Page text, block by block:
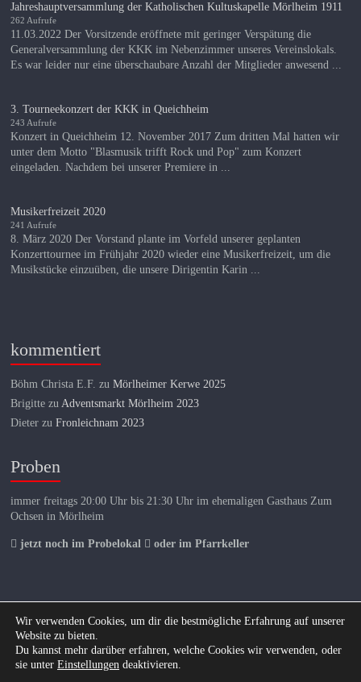
Jahreshauptversammlung der Katholischen Kultuskapelle Mörlheim 1911
262 Aufrufe
11.03.2022 Der Vorsitzende eröffnete mit geringer Verspätung die
Generalversammlung der KKK im Nebenzimmer unseres Vereinslokals.
Es war leider nur eine überschaubare Anzahl der Mitglieder anwesend ...
3. Tourneekonzert der KKK in Queichheim
243 Aufrufe
Konzert in Queichheim 12. November 2017 Zum dritten Mal hatten wir
unter dem Motto "Blasmusik trifft Rock und Pop" zum Konzert
eingeladen. Nachdem bei unserer Premiere in ...
Musikerfreizeit 2020
241 Aufrufe
8. März 2020 Der Vorstand plante im Vorfeld unserer geplanten
Konzerttournee im Frühjahr 2020 wieder eine Musikerfreizeit, um die
Musikstücke einzuüben, die unsere Dirigentin Karin ...
kommentiert
Böhm Christa E.F. zuMörlheimer Kerwe 2025
Brigitte zuAdventsmarkt Mörlheim 2023
Dieter zuFronleichnam 2023
Proben
immer freitags 20:00 Uhr bis 21:30 Uhr im ehemaligen Gasthaus Zum
Ochsen in Mörlheim
jetzt noch im Probelokal oder im Pfarrkeller
Copyright © 2026KKK Mörlheim. All rights reserved.
Theme:Explorevon ThemeGrill Präsentiert von
Wir verwenden Cookies, um dir die bestmögliche Erfahrung auf unserer
Website zu bieten.
Du kannst mehr darüber erfahren, welche Cookies wir verwenden, oder
sie unter Einstellungen deaktivieren.